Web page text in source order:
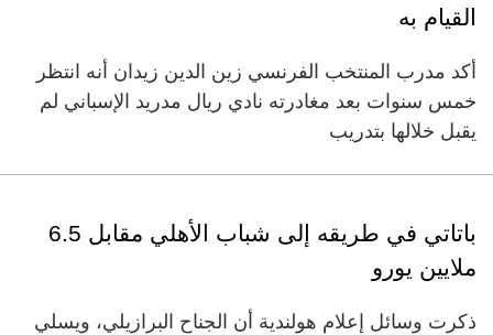
القيام به
أكد مدرب المنتخب الفرنسي زين الدين زيدان أنه انتظر
خمس سنوات بعد مغادرته نادي ريال مدريد الإسباني لم
يقبل خلالها بتدريب
باتاتي في طريقه إلى شباب الأهلي مقابل 6.5
ملايين يورو
ذكرت وسائل إعلام هولندية أن الجناح البرازيلي، ويسلي